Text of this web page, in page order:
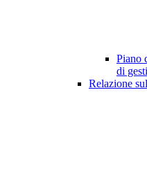
Piano
di
Relazione